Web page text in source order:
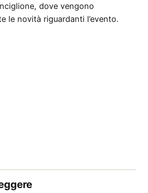
dove vengono
le novità riguardanti l’evento.